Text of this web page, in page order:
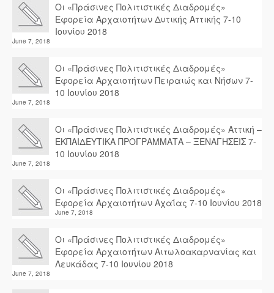
Οι «Πράσινες Πολιτιστικές Διαδρομές»
Εφορεία Αρχαιοτήτων Δυτικής Αττικής 7-10
Ιουνίου 2018
June 7, 2018
Οι «Πράσινες Πολιτιστικές Διαδρομές»
Εφορεία Αρχαιοτήτων Πειραιώς και Νήσων 7-
10 Ιουνίου 2018
June 7, 2018
Οι «Πράσινες Πολιτιστικές Διαδρομές» Αττική –
ΕΚΠΑΙΔΕΥΤΙΚΑ ΠΡΟΓΡΑΜΜΑΤΑ – ΞΕΝΑΓΗΣΕΙΣ 7-
10 Ιουνίου 2018
June 7, 2018
Οι «Πράσινες Πολιτιστικές Διαδρομές»
Εφορεία Αρχαιοτήτων Αχαΐας 7-10 Ιουνίου 2018
June 7, 2018
Οι «Πράσινες Πολιτιστικές Διαδρομές»
Εφορεία Αρχαιοτήτων Αιτωλοακαρνανίας και
Λευκάδας 7-10 Ιουνίου 2018
June 7, 2018